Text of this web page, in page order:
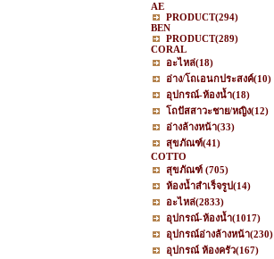
AE
PRODUCT(294)
BEN
PRODUCT(289)
CORAL
อะไหล่(18)
อ่าง/โถเอนกประสงค์(10)
อุปกรณ์-ห้องน้ำ(18)
โถปัสสาวะชาย/หญิง(12)
อ่างล้างหน้า(33)
สุขภัณฑ์(41)
COTTO
สุขภัณฑ์ (705)
ห้องน้ำสำเร็จรูป(14)
อะไหล่(2833)
อุปกรณ์-ห้องน้ำ(1017)
อุปกรณ์อ่างล้างหน้า(230)
อุปกรณ์ ห้องครัว(167)